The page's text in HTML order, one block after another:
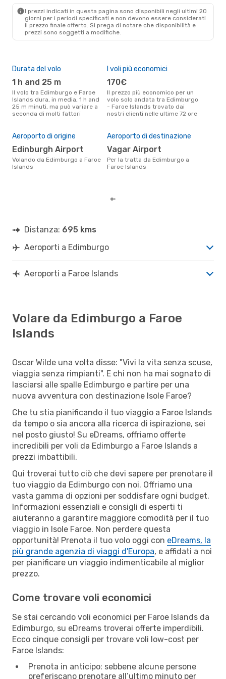
FAE- EDI
I prezzi indicati in questa pagina sono disponibili negli ultimi 20
giorni per i periodi specificati e non devono essere considerati
il ​​prezzo finale offerto. Si prega di notare che disponibilità e
prezzi sono soggetti a modifiche.
Durata del volo
1 h and 25 m
Il volo tra Edimburgo e Faroe
Islands dura, in media, 1 h and
25 m minuti, ma può variare a
seconda di molti fattori
I voli più economici
170€
Il prezzo più economico per un
volo solo andata tra Edimburgo
- Faroe Islands trovato dai
nostri clienti nelle ultime 72 ore
Aeroporto di origine
Edinburgh Airport
Volando da Edimburgo a Faroe
Islands
Aeroporto di destinazione
Vagar Airport
Per la tratta da Edimburgo a
Faroe Islands
Distanza: 695 kms
Aeroporti a Edimburgo
Aeroporti a Faroe Islands
Volare da Edimburgo a Faroe
Islands
Oscar Wilde una volta disse: "Vivi la vita senza scuse,
viaggia senza rimpianti". E chi non ha mai sognato di
lasciarsi alle spalle Edimburgo e partire per una
nuova avventura con destinazione Isole Faroe?
Che tu stia pianificando il tuo viaggio a Faroe Islands
da tempo o sia ancora alla ricerca di ispirazione, sei
nel posto giusto! Su eDreams, offriamo offerte
incredibili per voli da Edimburgo a Faroe Islands a
prezzi imbattibili.
Qui troverai tutto ciò che devi sapere per prenotare il
tuo viaggio da Edimburgo con noi. Offriamo una
vasta gamma di opzioni per soddisfare ogni budget.
Informazioni essenziali e consigli di esperti ti
aiuteranno a garantire maggiore comodità per il tuo
viaggio in Isole Faroe. Non perdere questa
opportunità! Prenota il tuo volo oggi con eDreams, la
più grande agenzia di viaggi d'Europa, e affidati a noi
per pianificare un viaggio indimenticabile al miglior
prezzo.
Come trovare voli economici
Se stai cercando voli economici per Faroe Islands da
Edimburgo, su eDreams troverai offerte imperdibili.
Ecco cinque consigli per trovare voli low-cost per
Faroe Islands:
Prenota in anticipo: sebbene alcune persone
preferiscano prenotare all’ultimo minuto per